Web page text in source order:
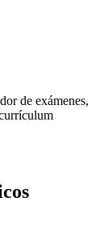
de exámenes,